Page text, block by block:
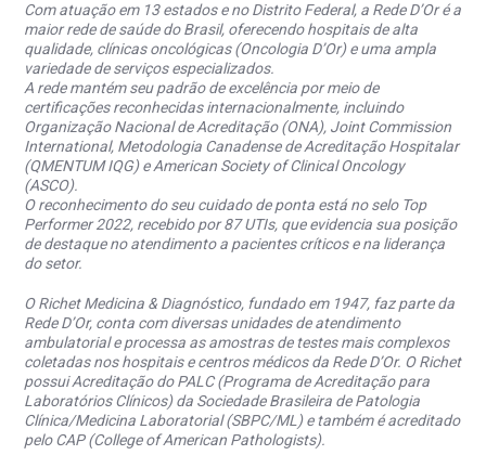
Com atuação em 13 estados e no Distrito Federal, a Rede D’Or é a
maior rede de saúde do Brasil, oferecendo hospitais de alta
qualidade, clínicas oncológicas (Oncologia D’Or) e uma ampla
variedade de serviços especializados.
A rede mantém seu padrão de excelência por meio de
certificações reconhecidas internacionalmente, incluindo
Organização Nacional de Acreditação (ONA), Joint Commission
International, Metodologia Canadense de Acreditação Hospitalar
(QMENTUM IQG) e American Society of Clinical Oncology
(ASCO).
O reconhecimento do seu cuidado de ponta está no selo Top
Performer 2022, recebido por 87 UTIs, que evidencia sua posição
de destaque no atendimento a pacientes críticos e na liderança
do setor.
O Richet Medicina & Diagnóstico, fundado em 1947, faz parte da
Rede D’Or, conta com diversas unidades de atendimento
ambulatorial e processa as amostras de testes mais complexos
coletadas nos hospitais e centros médicos da Rede D’Or. O Richet
possui Acreditação do PALC (Programa de Acreditação para
Laboratórios Clínicos) da Sociedade Brasileira de Patologia
Clínica/Medicina Laboratorial (SBPC/ML) e também é acreditado
pelo CAP (College of American Pathologists).